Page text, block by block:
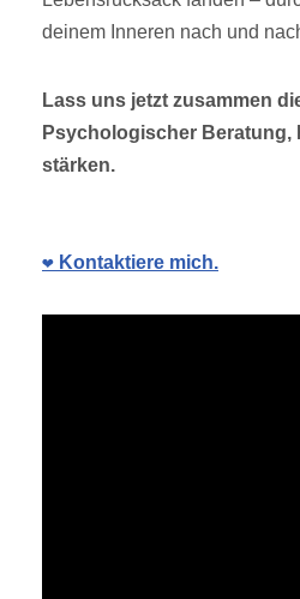
deinem Inneren nach und
Lass uns jetzt zusammen
Psychologischer Beratung,
stärken.
❤️ Kontaktiere mich.